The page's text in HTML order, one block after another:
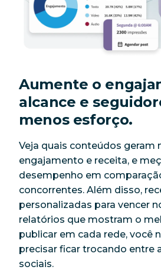
Aumente o
alcance e
menos esforço.
Veja quais conteúdos geram
engajamento e receita, e
desempenho em
concorrentes. Além disso,
personalizadas para vencer
relatórios que mostram o
publicar em cada rede, você
precisar ficar trocando entre
sociais.